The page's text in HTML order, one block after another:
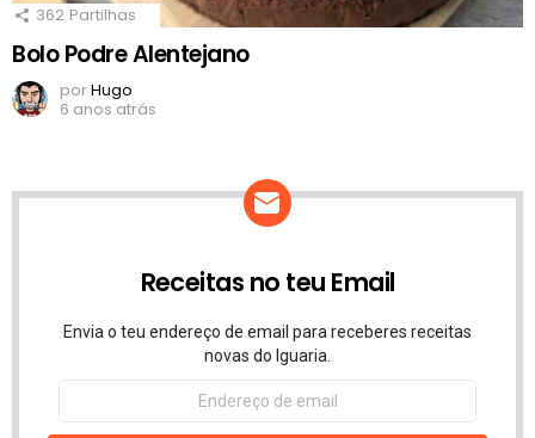
362 Partilhas
Bolo Podre Alentejano
porHugo
6 anos atrás
Receitas no teu Email
Envia o teu endereço de email para receberes receitas
novas do Iguaria.
Endereço
email